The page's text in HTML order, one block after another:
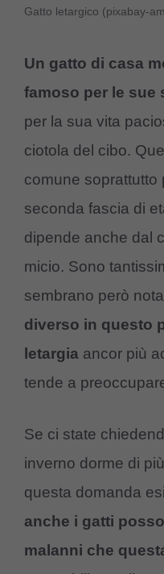
Gatto letargico (pixabay-
Un gatto di casa
famoso per le sue
per la sua vita
ciotola del cibo.
comune soprattutto
seconda fascia di
dipende anche dal
micio. Sono
sembrano però
diverso in questo
letargia ancor più
tende a
Se ci state
inverno dorme di
questa domanda
anche i gatti
malanni che